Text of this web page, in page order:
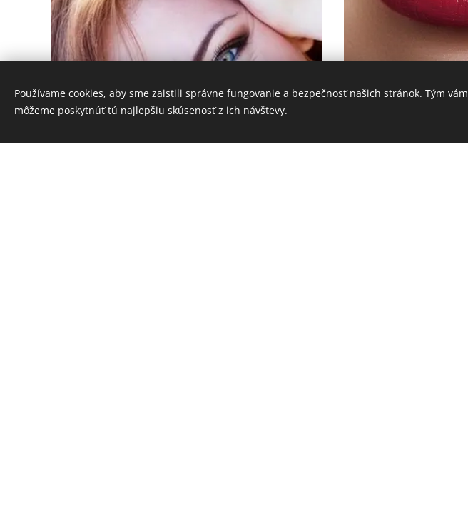
Používame cookies, aby sme zaistili správne fungovanie a bezpečnosť našich stránok. Tým vám
môžeme poskytnúť tú najlepšiu skúsenosť z ich návštevy.